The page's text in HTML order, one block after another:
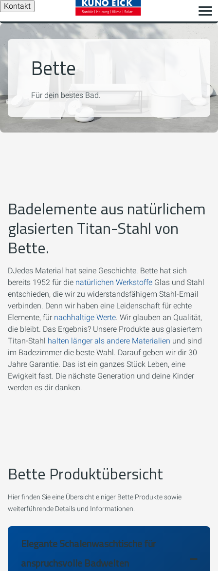
Kontakt
Bette
Für dein bestes Bad.
Badelemente aus natürlichem
glasierten Titan-Stahl von
Bette.
DJedes Material hat seine Geschichte. Bette hat sich
bereits 1952 für die natürlichen Werkstoffe Glas und Stahl
entschieden, die wir zu widerstandsfähigem Stahl-Email
verbinden. Denn wir haben eine Leidenschaft für echte
Elemente, für nachhaltige Werte. Wir glauben an Qualität,
die bleibt. Das Ergebnis? Unsere Produkte aus glasiertem
Titan-Stahl halten länger als andere Materialien und sind
im Badezimmer die beste Wahl. Darauf geben wir dir 30
Jahre Garantie. Das ist ein ganzes Stück Leben, eine
Ewigkeit fast. Die nächste Generation und deine Kinder
werden es dir danken.
Bette Produktübersicht
Hier finden Sie eine Übersicht einiger Bette Produkte sowie
weiterführende Details und Informationen.
Elegante Schalenwaschtische für
anspruchsvolle Badwelten